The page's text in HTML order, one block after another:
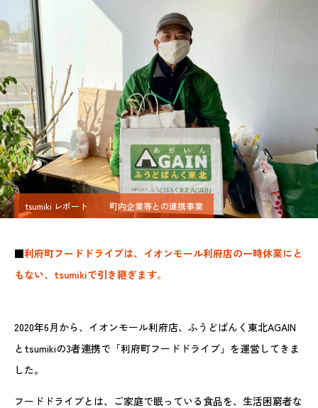
tsumiki レポート 町内企業等との連携事業
■利府町フードドライブは、イオンモール利府店の一時休業にと
もない、tsumikiで引き継ぎます。
2020年6月から、イオンモール利府店、ふうどばんく東北AGAIN
とtsumikiの3者連携で「利府町フードドライブ」を運営してきま
した。
フードドライブとは、ご家庭で眠っている食品を、生活困窮者な